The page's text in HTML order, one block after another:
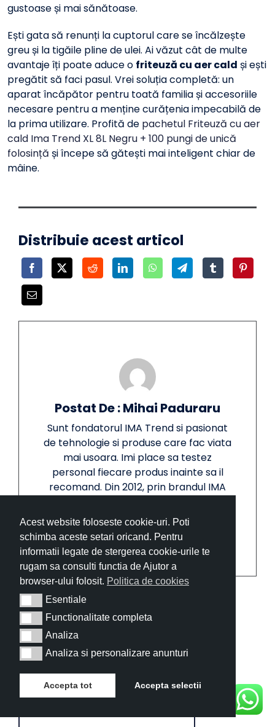
Acest website foloseste cookie-uri. Poti
schimba aceste setari oricand. Pentru
informatii legate de stergerea cookie-urile te
rugam sa consulti functia de Ajutor a
browser-ului folosit. Politica de cookies
EsentialeEsentiale
Functionalitate completa
Functionalitate completa
AnalizaAnaliza
Analiza si personalizare anunturi
Analiza si personalizare anunturi
Accepta tot Accepta selectii
gustoase și mai sănătoase.
Ești gata să renunți la cuptorul care se încălzește
greu și la tigăile pline de ulei. Ai văzut cât de multe
avantaje îți poate aduce o friteuză cu aer cald și ești
pregătit să faci pasul. Vrei soluția completă: un
aparat încăpător pentru toată familia și accesoriile
necesare pentru a menține curățenia impecabilă de
la prima utilizare. Profită de pachetul Friteuză cu aer
cald Ima Trend XL 8L Negru + 100 pungi de unică
folosință și începe să gătești mai inteligent chiar de
mâine.
Distribuie acest articol
Postat De : Mihai Paduraru
Sunt fondatorul IMA Trend si pasionat
de tehnologie si produse care fac viata
mai usoara. Imi place sa testez
personal fiecare produs inainte sa il
recomand. Din 2012, prin brandul IMA
calitate, incredere si garantii reale
clientilor nostri.
Lasa un comentariu
Comment